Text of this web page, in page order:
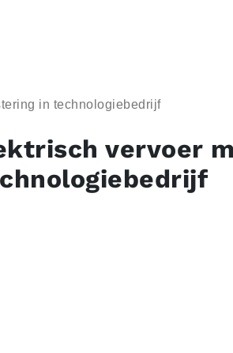
in technologiebedrijf
vervoer